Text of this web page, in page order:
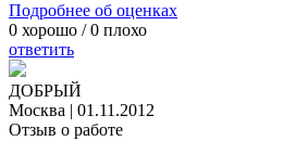
Подробнее об оценках
0 хорошо /0 плохо
ответить
ДОБРЫЙ
Москва | 01.11.2012
Отзыв о работе